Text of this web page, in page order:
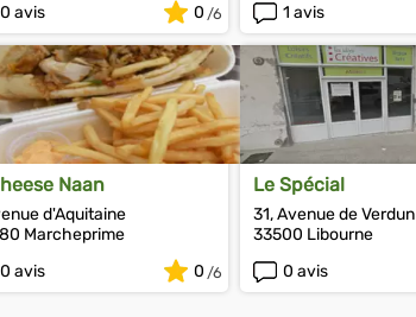
0 avis
0
1 avis
Naan
d'Aquitaine
Marcheprime
0 avis
0
Le Spécial
31, Avenue de Verdun
33500 Libourne
0 avis